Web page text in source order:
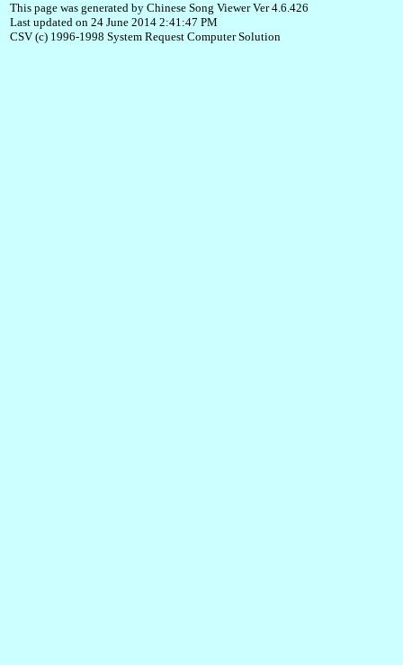
This page was generated by Chinese Song Viewer Ver 4.6.426
Last updated on 24 June 2014 2:41:47 PM
CSV (c) 1996-1998 System Request Computer Solution